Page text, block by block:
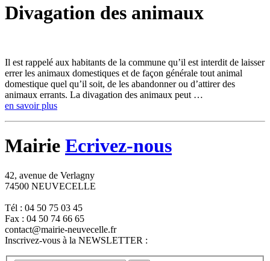
Divagation des animaux
Il est rappelé aux habitants de la commune qu’il est interdit de laisser
errer les animaux domestiques et de façon générale tout animal
domestique quel qu’il soit, de les abandonner ou d’attirer des
animaux errants. La divagation des animaux peut …
en savoir plus
Mairie Ecrivez-nous
42, avenue de Verlagny
74500 NEUVECELLE
Tél : 04 50 75 03 45
Fax : 04 50 74 66 65
contact@mairie-neuvecelle.fr
Inscrivez-vous à la NEWSLETTER :